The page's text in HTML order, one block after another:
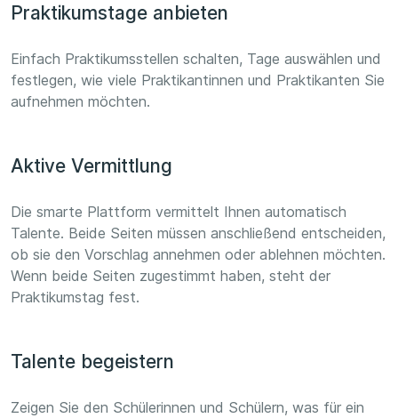
Praktikumstage anbieten
Einfach Praktikumsstellen schalten, Tage auswählen und
festlegen, wie viele Praktikantinnen und Praktikanten Sie
aufnehmen möchten.
Aktive Vermittlung
Die smarte Plattform vermittelt Ihnen automatisch
Talente. Beide Seiten müssen anschließend entscheiden,
ob sie den Vorschlag annehmen oder ablehnen möchten.
Wenn beide Seiten zugestimmt haben, steht der
Praktikumstag fest.
Talente begeistern
Zeigen Sie den Schülerinnen und Schülern, was für ein